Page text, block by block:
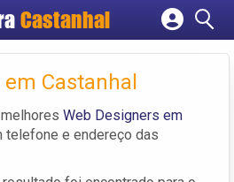
Castanhal
Cadastrar empresa
Criar conta
Castanhal
Web Designers em
telefone e endereço das